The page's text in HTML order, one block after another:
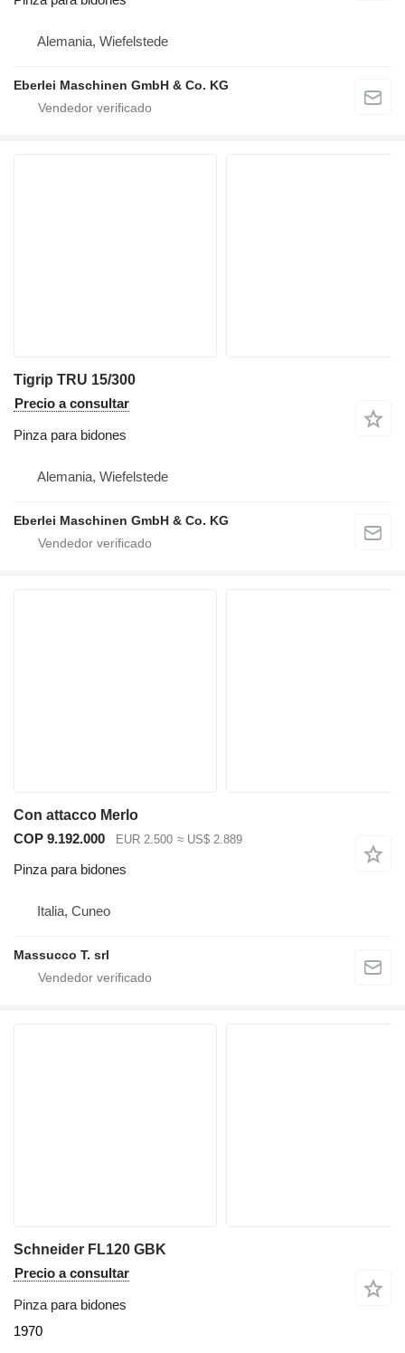
Alemania, Wiefelstede
Eberlei Maschinen GmbH & Co. KG
Tigrip TRU 15/300
Precio a consultar
Pinza para bidones
Alemania, Wiefelstede
Eberlei Maschinen GmbH & Co. KG
Con attacco Merlo
COP 9.192.000
EUR 2.500 ≈ US$ 2.889
Pinza para bidones
Italia, Cuneo
Massucco T. srl
Schneider FL120 GBK
Precio a consultar
Pinza para bidones
1970